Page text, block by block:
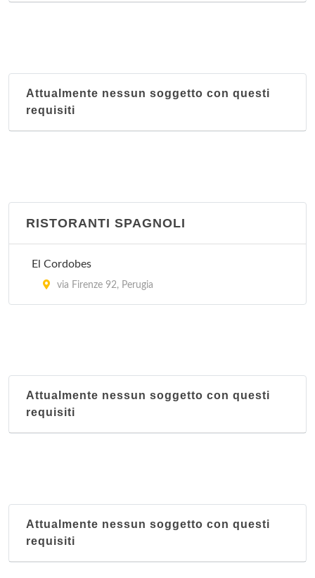
Attualmente nessun soggetto con questi
requisiti
RISTORANTI SPAGNOLI
El Cordobes
via Firenze 92, Perugia
Attualmente nessun soggetto con questi
requisiti
Attualmente nessun soggetto con questi
requisiti